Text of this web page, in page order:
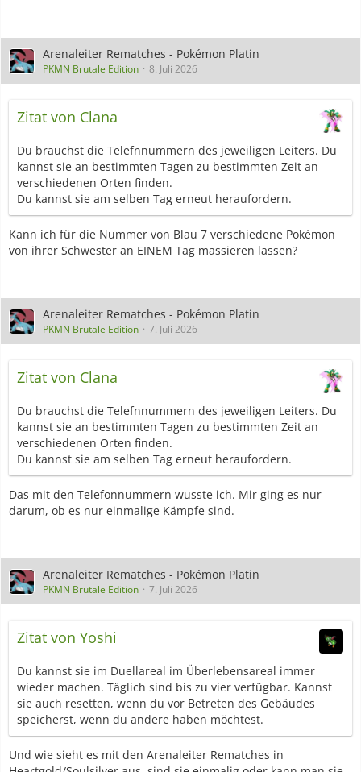
Arenaleiter Rematches - Pokémon Platin
PKMN Brutale Edition 8. Juli 2026
Zitat von Clana
Du brauchst die Telefnnummern des jeweiligen Leiters. Du
kannst sie an bestimmten Tagen zu bestimmten Zeit an
verschiedenen Orten finden.
Du kannst sie am selben Tag erneut heraufordern.
Kann ich für die Nummer von Blau 7 verschiedene Pokémon
von ihrer Schwester an EINEM Tag massieren lassen?
Arenaleiter Rematches - Pokémon Platin
PKMN Brutale Edition 7. Juli 2026
Zitat von Clana
Du brauchst die Telefnnummern des jeweiligen Leiters. Du
kannst sie an bestimmten Tagen zu bestimmten Zeit an
verschiedenen Orten finden.
Du kannst sie am selben Tag erneut heraufordern.
Das mit den Telefonnummern wusste ich. Mir ging es nur
darum, ob es nur einmalige Kämpfe sind.
Arenaleiter Rematches - Pokémon Platin
PKMN Brutale Edition 7. Juli 2026
Zitat von Yoshi
Du kannst sie im Duellareal im Überlebensareal immer
wieder machen. Täglich sind bis zu vier verfügbar. Kannst
sie auch resetten, wenn du vor Betreten des Gebäudes
speicherst, wenn du andere haben möchtest.
Und wie sieht es mit den Arenaleiter Rematches in